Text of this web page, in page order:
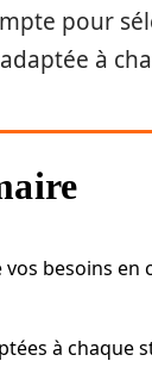
pour
à
besoins en
à chaque